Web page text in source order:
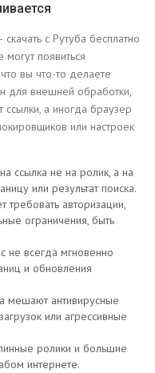
с Рутуба бесплатно
появиться
вы что-то делаете
для внешней обработки,
а иногда браузер
или настроек
ссылка не на ролик, а на
или результат поиска.
требовать авторизации,
ограничения, быть
не всегда мгновенно
и обновления
мешают антивирусные
или агрессивные
ролики и большие
интернете.